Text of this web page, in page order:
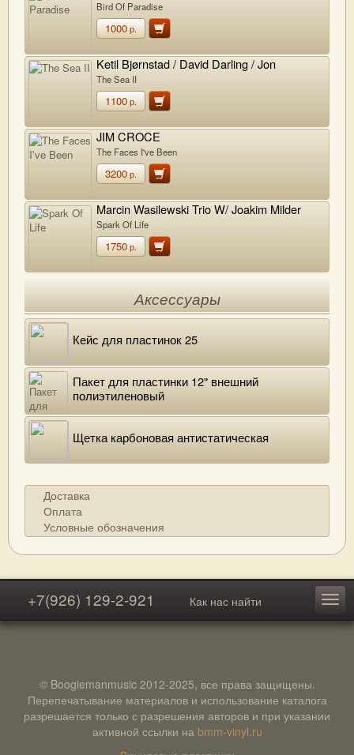
Bird Of Paradise
1000р.
Ketil Bjørnstad / David Darling / Jon
Christensen / Terje Rypdal
The Sea II
1100р.
JIM CROCE
The Faces I've Been
3200р.
Marcin Wasilewski Trio W/ Joakim Milder
Spark Of Life
1750р.
Аксессуары
Кейс для пластинок 25
Пакет для пластинки 12" внешний
полиэтиленовый
Щетка карбоновая антистатическая
Доставка
Оплата
Условные обозначения
+7(926) 129-2-921 Как нас найти
© Boogiemanmusic 2012-2025, все права защищены.
Перепечатывание материалов и использование каталога
разрешается только с разрешения авторов и при указании
активной ссылки на bmm-vinyl.ru